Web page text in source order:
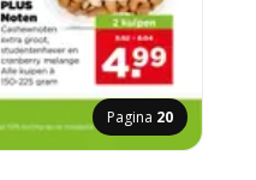
Pagina 20